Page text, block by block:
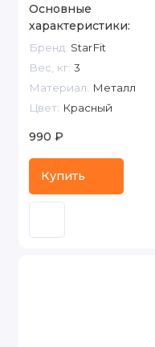
Основные
характеристики:
Бренд: StarFit
Вес, кг: 3
Материал: Металл
Цвет: Красный
990 ₽
Купить